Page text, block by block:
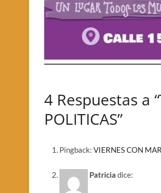
4 Respuestas a
POLITICAS”
Pingback: VIERNES CON
Patricia dice: